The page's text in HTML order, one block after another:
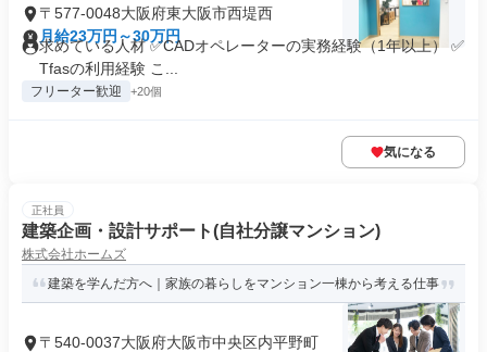
〒577-0048大阪府東大阪市西堤西
月給23万円～30万円
求めている人材 ✅CADオペレーターの実務経験（1年以上） ✅
Tfasの利用経験 こ...
フリーター歓迎 +20個
気になる
正社員
建築企画・設計サポート(自社分譲マンション)
株式会社ホームズ
建築を学んだ方へ｜家族の暮らしをマンション一棟から考える仕事
〒540-0037大阪府大阪市中央区内平野町